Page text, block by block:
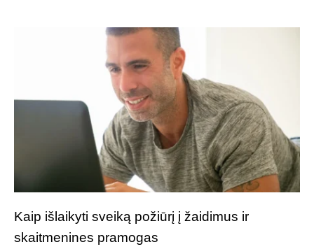
Kaip išlaikyti sveiką požiūrį į žaidimus ir
skaitmenines pramogas